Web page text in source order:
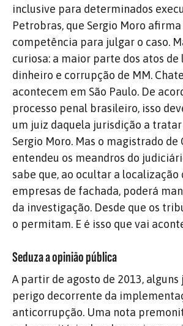
inclusive para determinados
Petrobras, que Sergio Moro afirma
competência para julgar o caso.
curiosa: a maior parte dos atos de
dinheiro e corrupção de MM.
acontecem em São Paulo. De
processo penal brasileiro, isso
um juiz daquela jurisdição a tratar
Sergio Moro. Mas o magistrado de
entendeu os meandros do
sabe que, ao ocultar a localização
empresas de fachada, poderá
da investigação. Desde que os
o permitam. E é isso que vai
Seduza a opinião pública
A partir de agosto de 2013,
perigo decorrente da
anticorrupção. Uma nota